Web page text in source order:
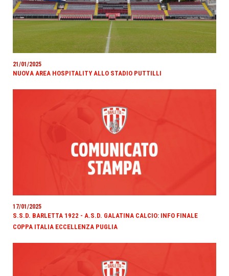
21/01/2025
NUOVA AREA HOSPITALITY ALLO STADIO PUTTILLI
17/01/2025
S.S.D. BARLETTA 1922 - A.S.D. GALATINA CALCIO: INFO FINALE
COPPA ITALIA ECCELLENZA PUGLIA